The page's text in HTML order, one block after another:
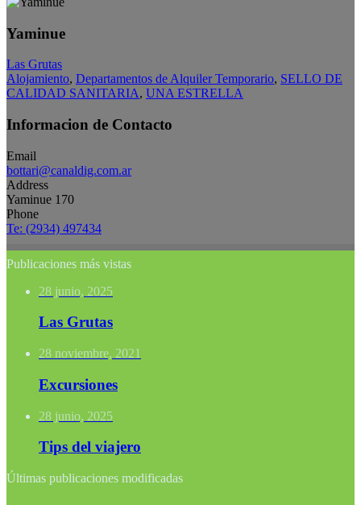
Yaminue
Las Grutas
Alojamiento, Departamentos de Alquiler Temporario, SELLO DE
CALIDAD SANITARIA, UNA ESTRELLA
Informacion de Contacto
Email
bottari@canaldig.com.ar
Address
Yaminue 170
Phone
Te: (2934) 497434
Publicaciones más vistas
28 junio, 2025
Las Grutas
28 noviembre, 2021
Excursiones
28 junio, 2025
Tips del viajero
Últimas publicaciones modificadas